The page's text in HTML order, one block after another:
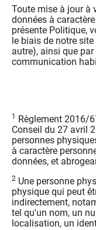
Toute mise à jour à
données à
présente Politique,
le biais de notre
autre), ainsi que
communication
1
Règlement 2016/
Conseil du 27 avril
personnes
à caractère
données, et
2 Une personne
physique qui peut
indirectement,
tel qu'un nom, un
localisation, un